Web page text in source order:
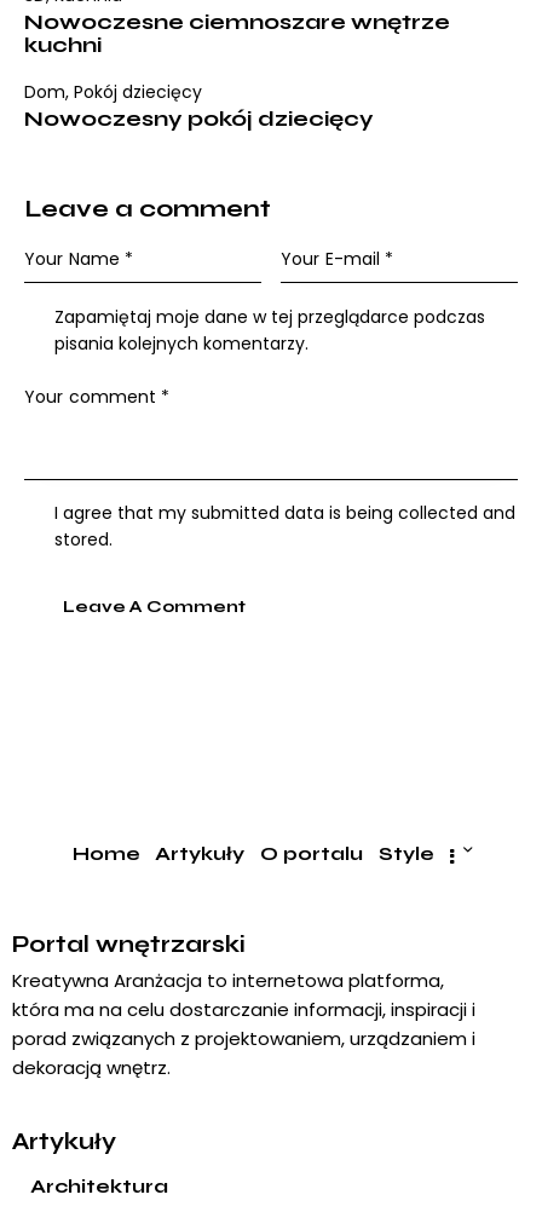
Nowoczesne ciemnoszare wnętrze
kuchni
Dom, Pokój dziecięcy
Nowoczesny pokój dziecięcy
Leave a comment
Zapamiętaj moje dane w tej przeglądarce podczas
pisania kolejnych komentarzy.
I agree that my submitted data is being collected and
stored.
Home Artykuły O portalu Style
Portal wnętrzarski
Kreatywna Aranżacja to internetowa platforma,
która ma na celu dostarczanie informacji, inspiracji i
porad związanych z projektowaniem, urządzaniem i
dekoracją wnętrz.
Artykuły
Architektura